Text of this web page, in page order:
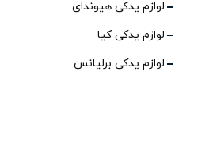
لوازم یدکی هیوندای
لوازم یدکی کیا
لوازم یدکی برلیانس